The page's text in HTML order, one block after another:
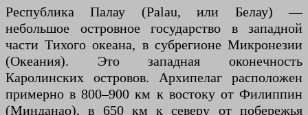
Республика Палау (Palau, или Белау) —
небольшое островное государство в западной
части Тихого океана, в субрегионе Микронезии
(Океания). Это западная оконечность
Каролинских островов. Архипелаг расположен
примерно в 800–900 км к востоку от Филиппин
(Минданао), в 650 км к северу от побережья